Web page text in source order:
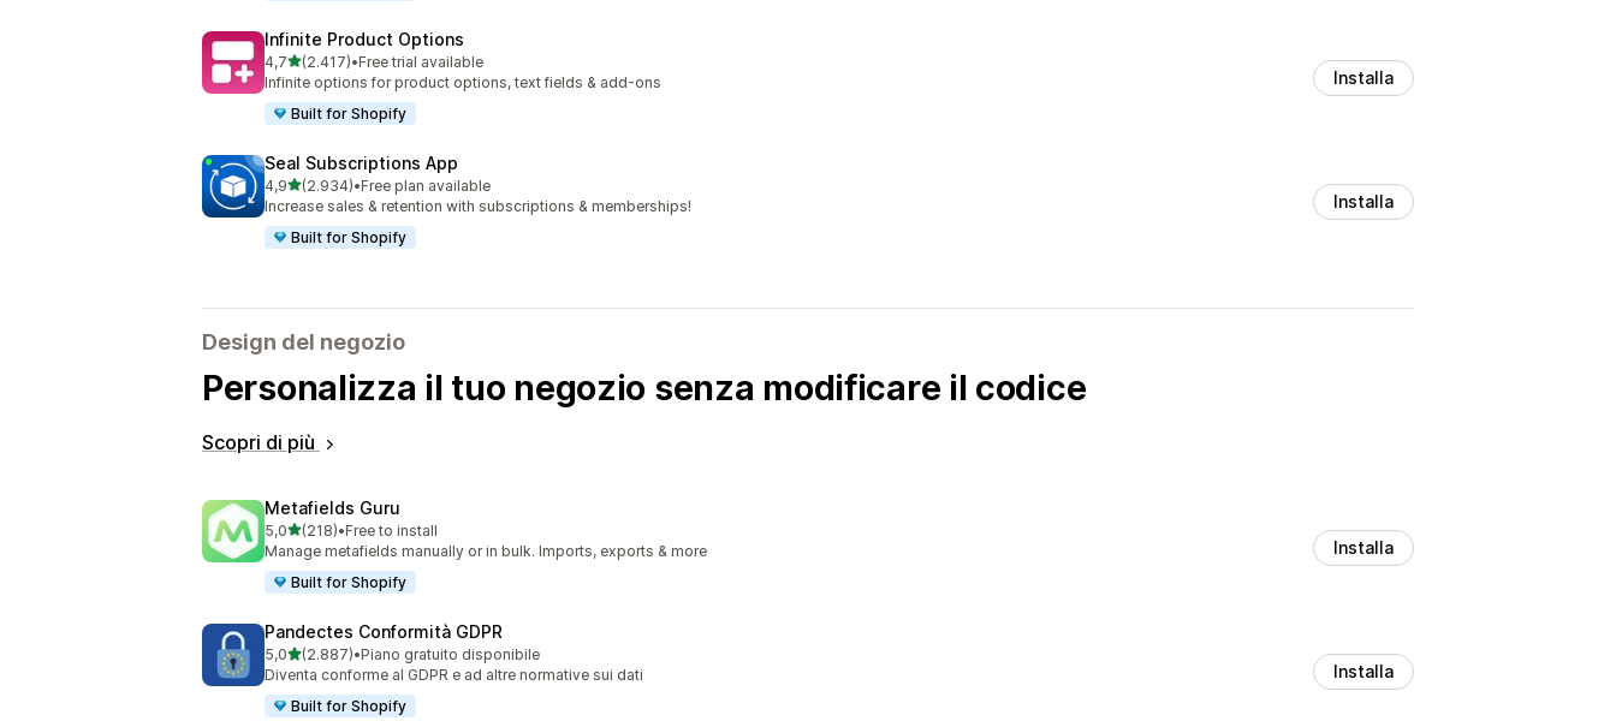
Infinite Product Options
4,7stelle su 5
(2.417)
2417 recensioni totali
•Free trial available
Infinite options for product options, text fields & add-ons
Built for Shopify
Installa
Seal Subscriptions App
4,9stelle su 5
(2.934)
2934 recensioni totali
•Free plan available
Increase sales & retention with subscriptions & memberships!
Built for Shopify
Installa
Design del negozio
Personalizza il tuo negozio senza modificare il codice
Scopri di più
Metafields Guru
5,0stelle su 5
(218)
218 recensioni totali
•Free to install
Manage metafields manually or in bulk. Imports, exports & more
Built for Shopify
Installa
Pandectes Conformità GDPR
5,0stelle su 5
(2.887)
2887 recensioni totali
•Piano gratuito disponibile
Diventa conforme al GDPR e ad altre normative sui dati
Built for Shopify
Installa